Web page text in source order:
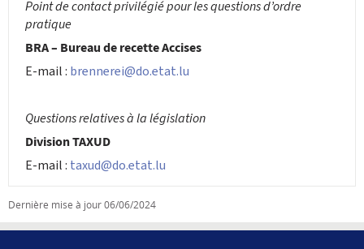
Point de contact privilégié pour les questions d’ordre
pratique
BRA – Bureau de recette Accises
E-mail : brennerei@do.etat.lu
Questions relatives à la législation
Division TAXUD
E-mail : taxud@do.etat.lu
Dernière mise à jour06/06/2024